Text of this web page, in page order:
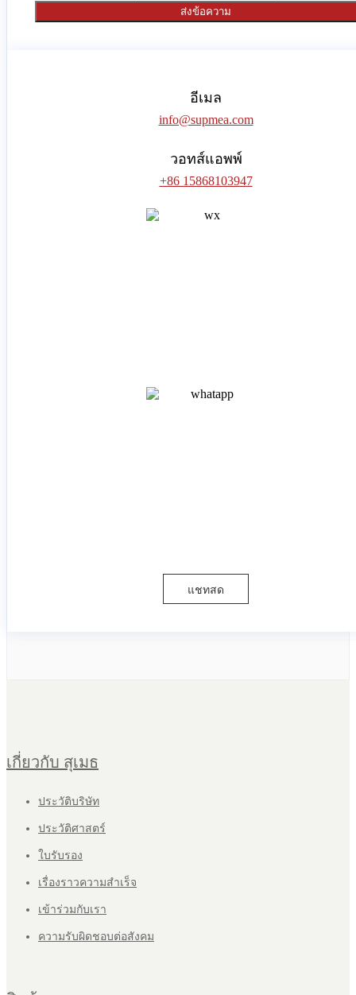
ส่งข้อความ
อีเมล
info@supmea.com
วอทส์แอพพ์
+86 15868103947
แชทสด
เกี่ยวกับ สุเมธ
ประวัติบริษัท
ประวัติศาสตร์
ใบรับรอง
เรื่องราวความสำเร็จ
เข้าร่วมกับเรา
ความรับผิดชอบต่อสังคม